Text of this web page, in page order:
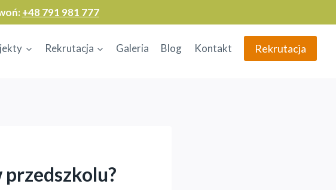
+48 791 981 777
Rekrutacja Galeria Blog Kontakt Rekrutacja